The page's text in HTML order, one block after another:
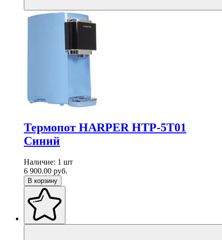
Термопот HARPER HTP-5T01
Синий
Наличие: 1 шт
6 900.00 руб.
В корзину